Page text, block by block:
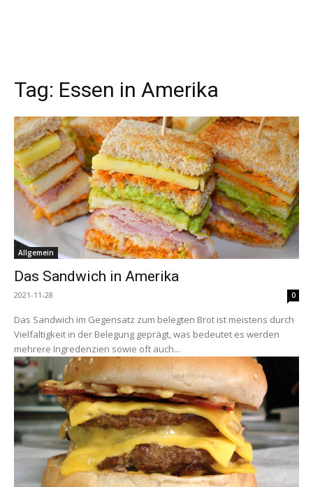
Tag: Essen in Amerika
Allgemein
Das Sandwich in Amerika
2021-11-28 0
Das Sandwich im Gegensatz zum belegten Brot ist meistens durch
Vielfaltigkeit in der Belegung geprägt, was bedeutet es werden
mehrere Ingredenzien sowie oft auch...